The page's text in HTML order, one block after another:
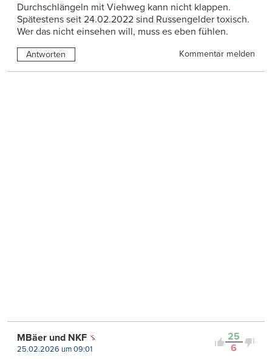
Durchschlängeln mit Viehweg kann nicht klappen.
Spätestens seit 24.02.2022 sind Russengelder toxisch.
Wer das nicht einsehen will, muss es eben fühlen.
Antworten Kommentar melden
25
6
MBäer und NKF
25.02.2026 um 09:01